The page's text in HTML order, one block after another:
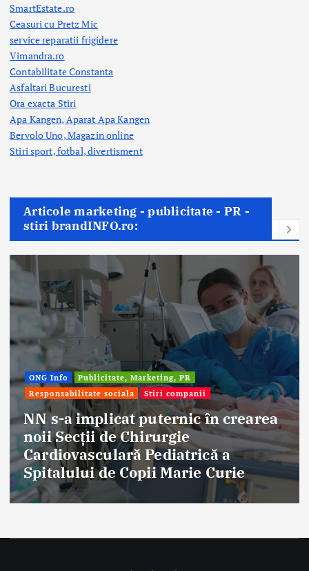
SmartEstate.ro
Ceasuri cu Pretz Mic
service reparatii frigidere
Vimandra.ro
Contabilitate Constanta
Asfaltari Bucuresti
Ora exacta Stiri
Apa Kangen, Aparat Apa Kangen
Bervolo Uno, Magazin online
Stiri sport, fotbal,divertisment
Articole marketing - publicitate - PR -
stiri brandINFO.ro:
ONG Info
Publicitate, Marketing, PR
Responsabilitate sociala
Stiri companii
NN s-a implicat puternic în crearea
noii Secții de Chirurgie
Cardiovasculară Pediatrică a
Spitalului de Copii Marie Curie